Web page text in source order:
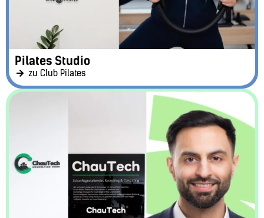
Pilates Studio
zu Club Pilates